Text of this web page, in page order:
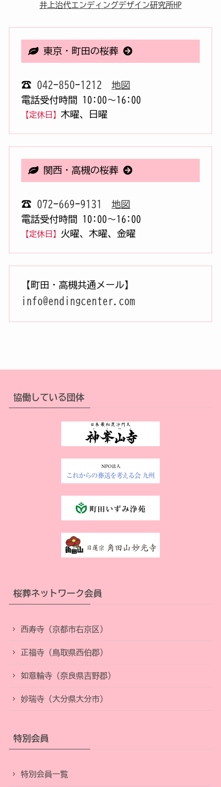
井上治代エンディングデザイン研究所HP
東京・町田の桜葬
☎ 042-850-1212
地図
電話受付時間 10:00〜16:00
【定休日】 木曜、日曜
関西・高槻の桜葬
☎ 072-669-9131
地図
電話受付時間 10:00〜16:00
【定休日】 火曜、木曜、金曜
【町田・高槻共通メール】
info@endingcenter.com
協働している団体
桜葬ネットワーク会員
西寿寺（京都市右京区）
正福寺（鳥取県西伯郡）
如意輪寺（奈良県吉野郡）
妙瑞寺（大分県大分市）
特別会員
特別会員一覧